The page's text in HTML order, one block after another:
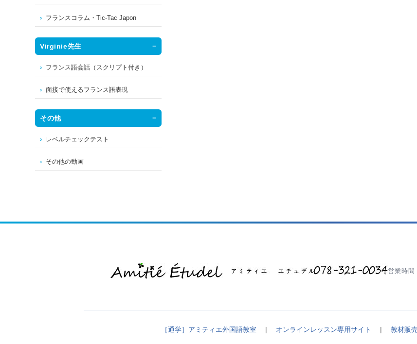
フランスコラム・Tic-Tac Japon
Virginie先生
フランス語会話（スクリプト付き）
面接で使えるフランス語表現
その他
レベルチェックテスト
その他の動画
営業時間
［通学］アミティエ外国語教室 | オンラインレッスン専用サイト | 教材販